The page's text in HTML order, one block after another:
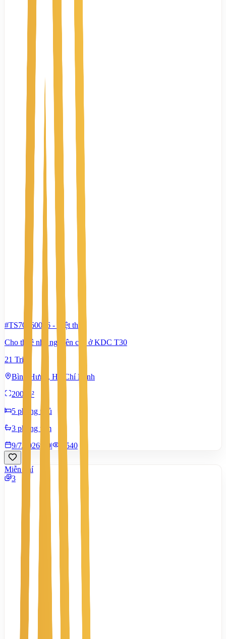
#TS70560006 - Biệt thự
Cho thuê nhà nguyên căn ở KDC T30
21 Triệu
Bình Hưng, Hồ Chí Minh
200 m²
5 phòng ngủ
3 phòng tắm
9/7/2026
0| 1.540
Miễn phí
3